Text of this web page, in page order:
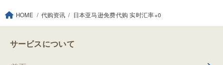
HOME 代购资讯 日本亚马逊免费代购 实时汇率+0
サービスについて